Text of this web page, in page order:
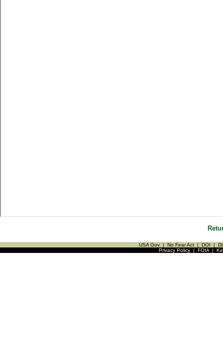
USA Gov | No Fear Act | DOI |
Privacy Policy| FOIA|